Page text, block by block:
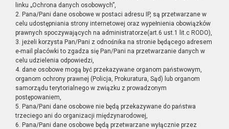
linku „Ochrona danych osobowych”,
2. Pana/Pani dane osobowe w postaci adresu IP, są przetwarzane w
celu udostępniania strony internetowej oraz wypełnienia obowiązków
prawnych spoczywających na administratorze(art.6 ust.1 lit.c RODO),
3. jeżeli korzysta Pan/Pani z odnośnika na stronie będącego adresem
e-mail placówki to zgadza się Pan/Pani na przetwarzanie danych w
celu udzielenia odpowiedzi,
4. dane osobowe mogą być przekazywane organom państwowym,
organom ochrony prawnej (Policja, Prokuratura, Sąd) lub organom
samorządu terytorialnego w związku z prowadzonym
postępowaniem,
5. Pana/Pani dane osobowe nie będą przekazywane do państwa
trzeciego ani do organizacji międzynarodowej,
6. Pana/Pani dane osobowe będą przetwarzane wyłącznie przez